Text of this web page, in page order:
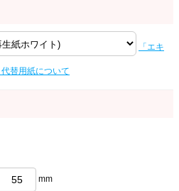
「エキ
替用紙について
mm